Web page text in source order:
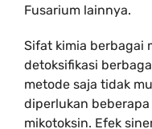
Fusarium lainnya.
Sifat kimia berbagai
detoksifikasi
metode saja tidak
diperlukan
mikotoksin. Efek